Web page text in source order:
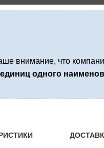
внимание, что
одного